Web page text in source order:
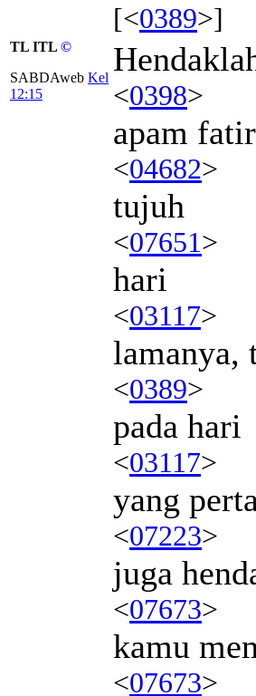
[<0389>]
TL ITL ©
SABDAweb Kel
12:15
<0398>
apam fatir
<04682>
tujuh
<07651>
hari
<03117>
lamanya,
<0389>
pada hari
<03117>
yang
<07223>
juga
<07673>
kamu
<07673>